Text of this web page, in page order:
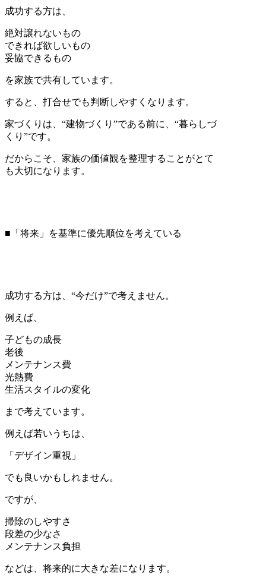
成功する方は、
絶対譲れないもの
できれば欲しいもの
妥協できるもの
を家族で共有しています。
すると、打合せでも判断しやすくなります。
家づくりは、“建物づくり”である前に、“暮らしづ
くり”です。
だからこそ、家族の価値観を整理することがとて
も大切になります。
■「将来」を基準に優先順位を考えている
成功する方は、“今だけ”で考えません。
例えば、
子どもの成長
老後
メンテナンス費
光熱費
生活スタイルの変化
まで考えています。
例えば若いうちは、
「デザイン重視」
でも良いかもしれません。
ですが、
掃除のしやすさ
段差の少なさ
メンテナンス負担
などは、将来的に大きな差になります。